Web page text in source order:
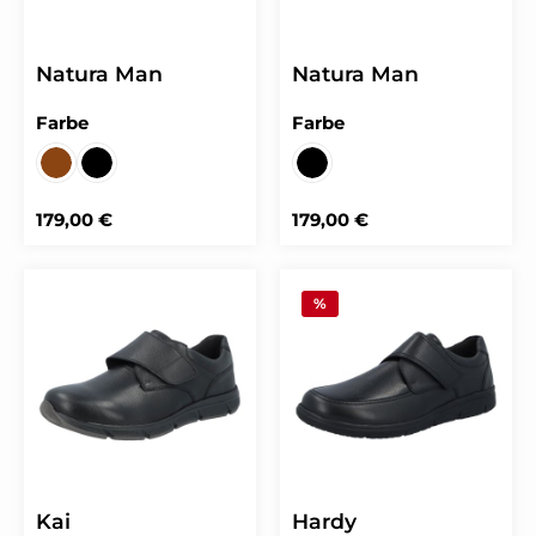
Natura Man
Farbeauswählen
SOFTCALF/SPORTFLEX dark brown
SOFTCALF/SPORTFLEX schwarz
Regulärer Preis:
179,00 €
Natura Man
Farbeauswählen
SOFTCALF schwarz
Regulärer Preis:
179,00 €
Kai
%
Hardy